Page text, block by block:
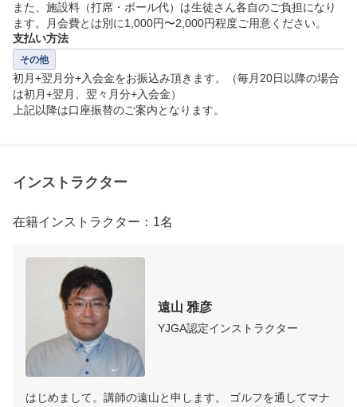
日をご記入いただけますようお願いいたします。
また、施設料（打席・ボール代）は生徒さん各自のご負担になり
ます。月会費とは別に1,000円〜2,000円程度ご用意ください。
支払い方法
その他
初月+翌月分+入会金をお振込み頂きます。（毎月20日以降の場合
は初月+翌月、翌々月分+入会金）
上記以降は口座振替のご案内となります。
インストラクター
在籍インストラクター：1名
遠山 雅彦
YJGA認定インストラクター
はじめまして。講師の遠山と申します。 ゴルフを通してマナ